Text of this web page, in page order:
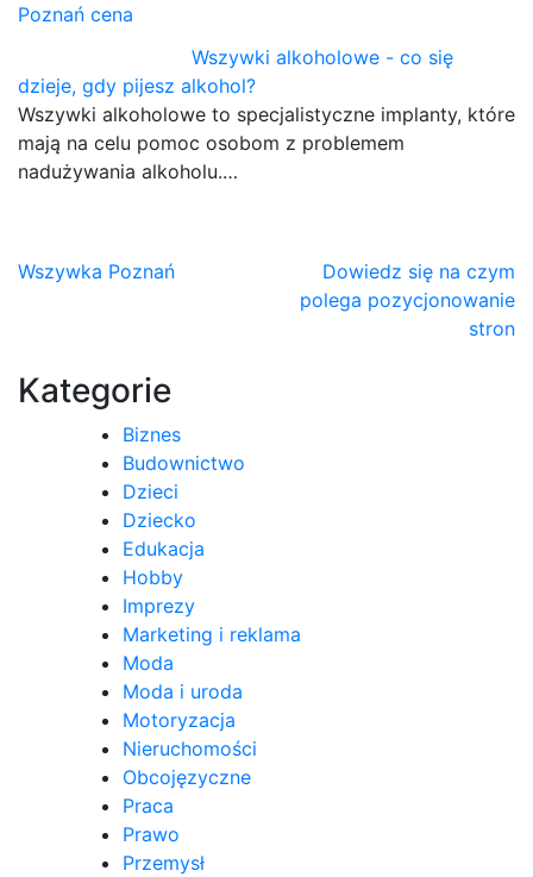
Wszywki alkoholowe - co się
dzieje, gdy pijesz alkohol?
Wszywki alkoholowe to specjalistyczne implanty, które
mają na celu pomoc osobom z problemem
nadużywania alkoholu.…
Nawigacja
Wszywka Poznań
Dowiedz się na czym
polega pozycjonowanie
stron
Kategorie
Biznes
Budownictwo
Dzieci
Dziecko
Edukacja
Hobby
Imprezy
Marketing i reklama
Moda
Moda i uroda
Motoryzacja
Nieruchomości
Obcojęzyczne
Praca
Prawo
Przemysł